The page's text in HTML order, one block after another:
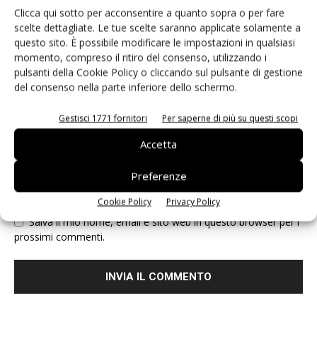
Clicca qui sotto per acconsentire a quanto sopra o per fare
scelte dettagliate. Le tue scelte saranno applicate solamente a
questo sito. È possibile modificare le impostazioni in qualsiasi
momento, compreso il ritiro del consenso, utilizzando i
pulsanti della Cookie Policy o cliccando sul pulsante di gestione
del consenso nella parte inferiore dello schermo.
Gestisci 1771 fornitori Per saperne di più su questi scopi
Accetta
Preferenze
Cookie Policy Privacy Policy
Salva il mio nome, email e sito web in questo browser per i
prossimi commenti.